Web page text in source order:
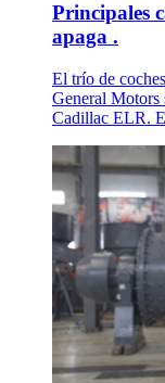
Principales
apaga .
El trío de
General Motors
Cadillac ELR.